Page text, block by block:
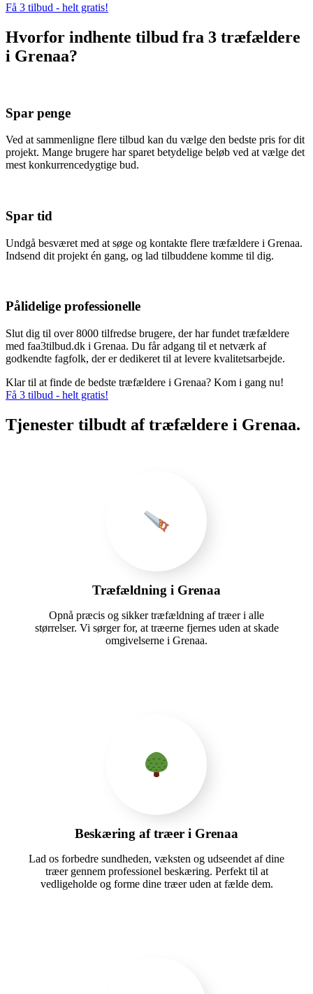
Få 3 tilbud - helt gratis!
Hvorfor indhente tilbud fra 3 træfældere
i Grenaa?
Spar penge
Ved at sammenligne flere tilbud kan du vælge den bedste pris for dit
projekt. Mange brugere har sparet betydelige beløb ved at vælge det
mest konkurrencedygtige bud.
Spar tid
Undgå besværet med at søge og kontakte flere træfældere i Grenaa.
Indsend dit projekt én gang, og lad tilbuddene komme til dig.
Pålidelige professionelle
Slut dig til over 8000 tilfredse brugere, der har fundet træfældere
med faa3tilbud.dk i Grenaa. Du får adgang til et netværk af
godkendte fagfolk, der er dedikeret til at levere kvalitetsarbejde.
Klar til at finde de bedste træfældere i Grenaa? Kom i gang nu!
Få 3 tilbud - helt gratis!
Tjenester tilbudt af træfældere i Grenaa.
Træfældning i Grenaa
Opnå præcis og sikker træfældning af træer i alle
størrelser. Vi sørger for, at træerne fjernes uden at skade
omgivelserne i Grenaa.
Beskæring af træer i Grenaa
Lad os forbedre sundheden, væksten og udseendet af dine
træer gennem professionel beskæring. Perfekt til at
vedligeholde og forme dine træer uden at fælde dem.